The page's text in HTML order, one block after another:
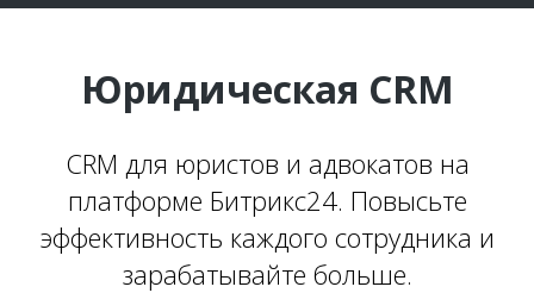
Юридическая CRM
CRM для юристов и адвокатов на
платформе Битрикс24. Повысьте
эффективность каждого сотрудника и
зарабатывайте больше.